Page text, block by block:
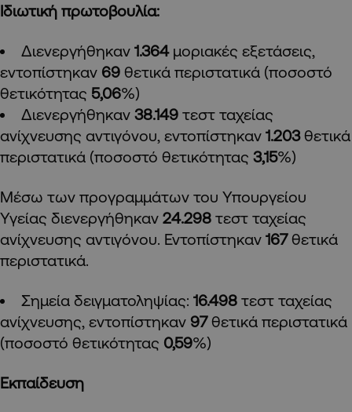
Ιδιωτική πρωτοβουλία:
Διενεργήθηκαν 1.364 μοριακές εξετάσεις,
εντοπίστηκαν 69 θετικά περιστατικά (ποσοστό
θετικότητας 5,06%)
Διενεργήθηκαν 38.149 τεστ ταχείας
ανίχνευσης αντιγόνου, εντοπίστηκαν 1.203θετικά
περιστατικά (ποσοστό θετικότητας 3,15%)
Μέσω των προγραμμάτων του Υπουργείου
Υγείας διενεργήθηκαν 24.298 τεστ ταχείας
ανίχνευσης αντιγόνου. Εντοπίστηκαν 167θετικά
περιστατικά.
Σημεία δειγματοληψίας: 16.498 τεστ ταχείας
ανίχνευσης, εντοπίστηκαν 97θετικά περιστατικά
(ποσοστό θετικότητας 0,59%)
Εκπαίδευση